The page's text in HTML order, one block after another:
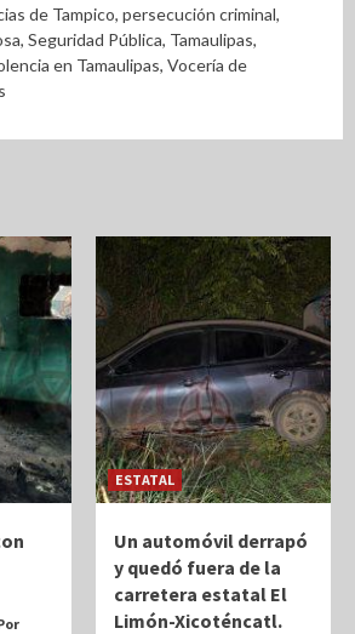
de Tampico, persecución criminal,
, Seguridad Pública, Tamaulipas,
en Tamaulipas, Vocería de
ESTATAL
Un automóvil derrapó
y quedó fuera de la
carretera estatal El
Limón-Xicoténcatl.